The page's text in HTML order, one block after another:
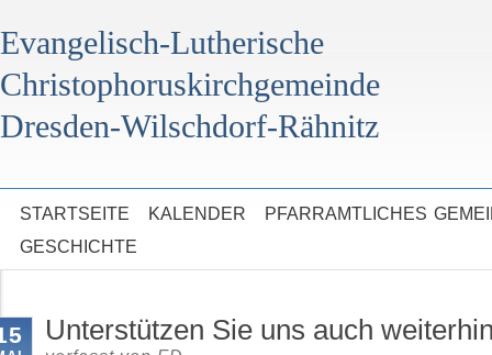
Evangelisch-Lutherische
Christophoruskirchgemeinde
Dresden-Wilschdorf-Rähnitz
STARTSEITE KALENDER PFARRAMTLICHES
GESCHICHTE
Unterstützen Sie uns auch